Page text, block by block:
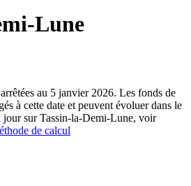
Lune
au 5 janvier 2026. Les fonds de
à cette date et peuvent évoluer dans le
jour sur Tassin-la-Demi-Lune, voir
de calcul